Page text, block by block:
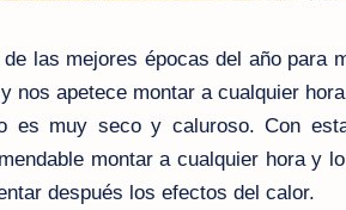
las mejores épocas del año para
nos apetece montar a cualquier
es muy seco y caluroso. Con
montar a cualquier hora y
después los efectos del calor.